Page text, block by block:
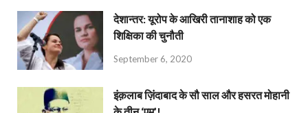
देशान्‍तर: यूरोप के आखिरी तानाशाह को एक
शिक्षिका की चुनौती
September 6, 2020
इंक़लाब ज़िंदाबाद के सौ साल और हसरत मोहानी